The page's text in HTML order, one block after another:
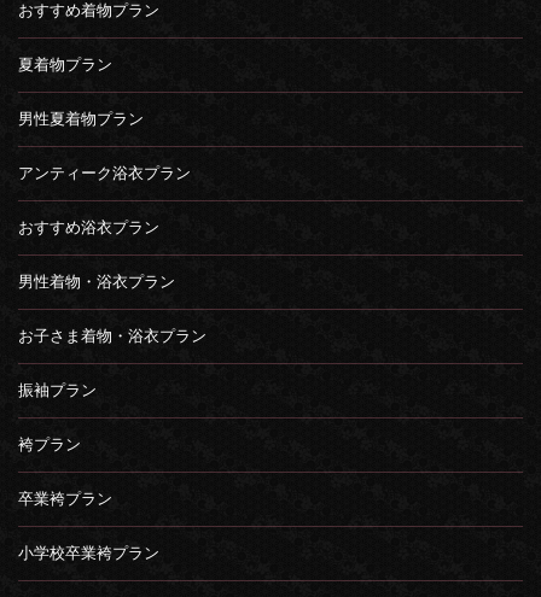
おすすめ着物プラン
夏着物プラン
男性夏着物プラン
アンティーク浴衣プラン
おすすめ浴衣プラン
男性着物・浴衣プラン
お子さま着物・浴衣プラン
振袖プラン
袴プラン
卒業袴プラン
小学校卒業袴プラン